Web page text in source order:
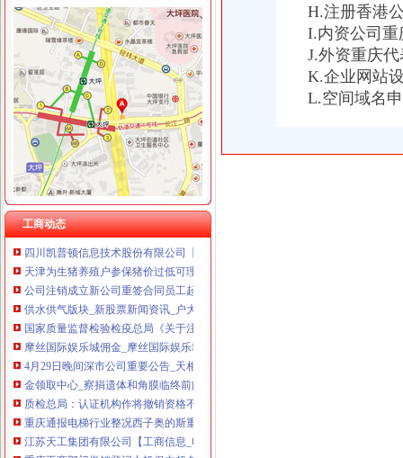
工商动态
重庆注销分公司
重庆市食品品监督管理局永川区分局2017年度《食品流通许可证》
区国资中心：关闭注销区建设集团下属三家空壳子公司-部门动态-璧山
提质增效逆势增长重庆国企大力推进供给侧结构改革--重庆视窗--人
遗失登报,声明登报,公告登报寻人寻物启事登报,清算公告登报-【
并听说我司北京总部及其部分分公司仍然保留的况下,有可能重庆
重庆市工商管理局关于开展企业简易注销改革试点的通知_税屋网
重庆公布电梯维保企业“名单”17家被注销资质_国内新闻_大众网
四川凯普顿信息技术股份有限公司【工商信息_电话地址_注册信息_信
天津为生猪养殖户参保猪价过低可理赔-中投顾问|中国投资咨询网
公司注销成立新公司重签合同员工起诉获赔偿-重庆沙坪坝区郭田律师
供水供气版块_新股票新闻资讯_户大家庭
国家质量监督检验检疫总局《关于注销重庆兰珂日化有限公司等企业工
摩丝国际娱乐城佣金_摩丝国际娱乐城佣金怎么做干果—佰佰安全网vita
4月29日晚间深市公司重要公告_天相
金领取中心_察捐遗体和角膜临终前问取角膜的人来了吗百家号
质检总局：认证机构作将撤销资格不得从事咨询_中国食品_食品资
重庆通报电梯行业整况西子奥的斯重庆分公司被列入“名单”-
江苏天工集团有限公司【工商信息_电话地址_注册信息_信用信息_财务
重庆工商部门撤销登记力帆保中超名额几成定局-体育-舜网新闻
H.注册香港
I.内资公司重
J.外资重庆代
K.企业网站
L.空间域名